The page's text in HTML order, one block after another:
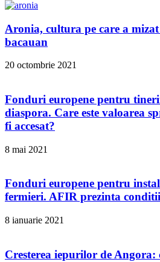
Aronia, cultura pe care a
bacauan
20 octombrie 2021
Fonduri europene pentru
diaspora. Care este valoarea
fi accesat?
8 mai 2021
Fonduri europene pentru
fermieri. AFIR prezinta
8 ianuarie 2021
Cresterea iepurilor de